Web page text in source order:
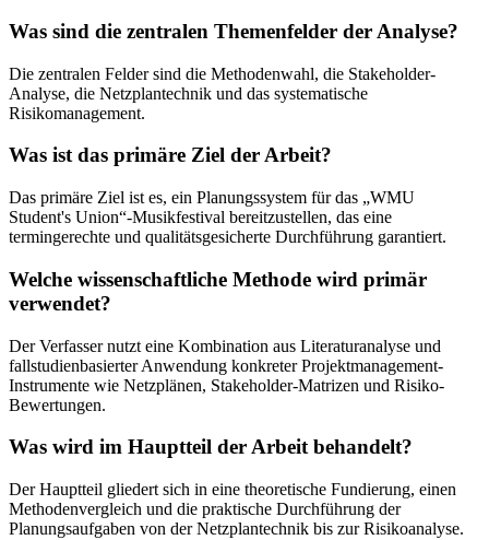
Was sind die zentralen Themenfelder der Analyse?
Die zentralen Felder sind die Methodenwahl, die Stakeholder-
Analyse, die Netzplantechnik und das systematische
Risikomanagement.
Was ist das primäre Ziel der Arbeit?
Das primäre Ziel ist es, ein Planungssystem für das „WMU
Student's Union“-Musikfestival bereitzustellen, das eine
termingerechte und qualitätsgesicherte Durchführung garantiert.
Welche wissenschaftliche Methode wird primär
verwendet?
Der Verfasser nutzt eine Kombination aus Literaturanalyse und
fallstudienbasierter Anwendung konkreter Projektmanagement-
Instrumente wie Netzplänen, Stakeholder-Matrizen und Risiko-
Bewertungen.
Was wird im Hauptteil der Arbeit behandelt?
Der Hauptteil gliedert sich in eine theoretische Fundierung, einen
Methodenvergleich und die praktische Durchführung der
Planungsaufgaben von der Netzplantechnik bis zur Risikoanalyse.